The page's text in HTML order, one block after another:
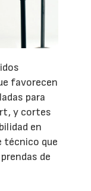
favorecen
para
y cortes
en
técnico que
de